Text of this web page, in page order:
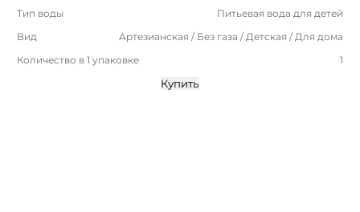
Тип воды
Питьевая вода для детей
Вид
Артезианская / Без газа / Детская / Для дома
Количество в 1 упаковке
1
Купить